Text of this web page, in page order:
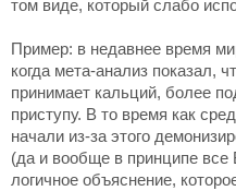
том виде, который слабо
Пример: в недавнее время
когда мета-анализ показал,
принимает кальций, более
приступу. В то время как
начали из-за этого
(да и вообще в принципе
логичное объяснение,